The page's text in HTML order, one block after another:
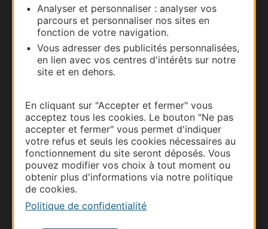
Analyser et personnaliser : analyser vos
parcours et personnaliser nos sites en
fonction de votre navigation.
Vous adresser des publicités personnalisées,
en lien avec vos centres d'intérêts sur notre
site et en dehors.
En cliquant sur "Accepter et fermer" vous
acceptez tous les cookies. Le bouton "Ne pas
accepter et fermer" vous permet d'indiquer
votre refus et seuls les cookies nécessaires au
fonctionnement du site seront déposés. Vous
pouvez modifier vos choix à tout moment ou
obtenir plus d'informations via notre politique
de cookies.
Politique de confidentialité
Business/Mice
Pros d'Occitanie
Site presse et d'influence
Voyagistes
Destination Sport
Inscrivez-vous à la lettre d'information
Destination Occitanie pour recevoir des